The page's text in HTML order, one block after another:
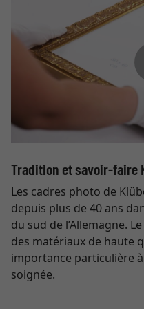
Tradition et savoir-faire
Les cadres photo de
depuis plus de 40 ans
du sud de l’Allemagne.
des matériaux de haute
importance particulière
soignée.